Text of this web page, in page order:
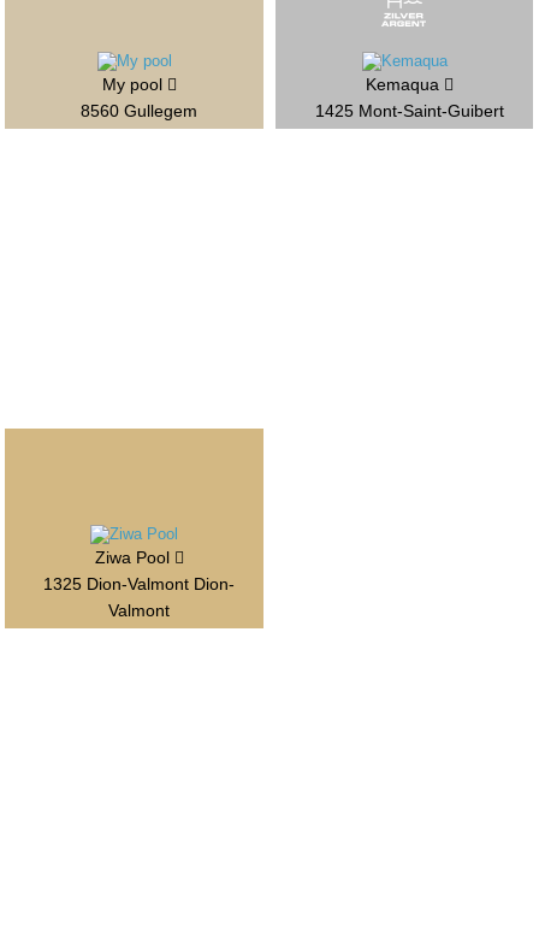
My pool
8560 Gullegem
Kemaqua
1425 Mont-Saint-Guibert
Ziwa Pool
1325 Dion-Valmont Dion-
Valmont